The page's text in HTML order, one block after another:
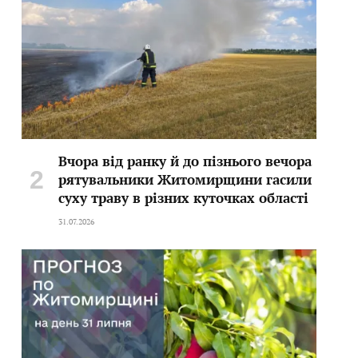
Вчора від ранку й до пізнього вечора
рятувальники Житомирщини гасили
суху траву в різних куточках області
31.07.2026